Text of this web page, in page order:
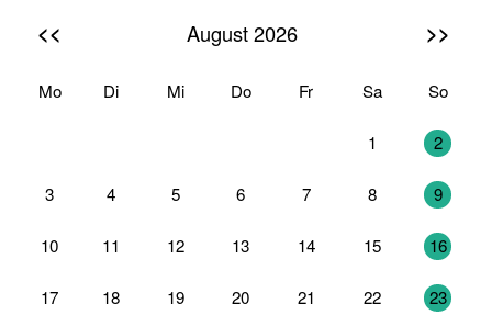
<< August 2026 >>
Mo Di Mi Do Fr Sa So
1 2
3 4 5 6 7 8 9
10 11 12 13 14 15 16
17 18 19 20 21 22 23